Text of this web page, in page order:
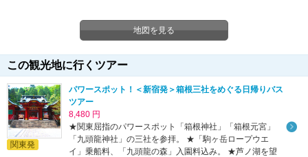
地図を見る
この観光地に行くツアー
関東発
パワースポット！＜新宿発＞箱根三社をめぐる日帰りバス
ツアー
8,480 円
★関東屈指のパワースポット「箱根神社」「箱根元宮」
「九頭龍神社」の三社を参拝。 ★「駒ヶ岳ロープウエ
イ」乗船料、「九頭龍の森」入園料込み。 ★芦ノ湖を望